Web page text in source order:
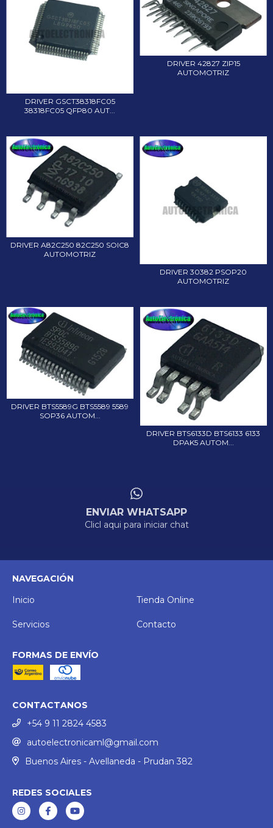
DRIVER GSCT38318FC05
38318FC05 QFP80 AUT...
DRIVER 42827 ZIP15
AUTOMOTRIZ
DRIVER A82C250 82C250 SOIC8
AUTOMOTRIZ
DRIVER 30382 PSOP20
AUTOMOTRIZ
DRIVER BTS5589G BTS5589 5589
SOP36 AUTOM...
DRIVER BTS6133D BTS6133 6133
DPAK5 AUTOM...
ENVIAR WHATSAPP
Clicl aqui para iniciar chat
NAVEGACIÓN
Inicio
Tienda Online
Servicios Contacto
FORMAS DE ENVÍO
CONTACTANOS
+54 9 11 2824 4583
autoelectronicaml@gmail.com
Buenos Aires - Avellaneda - Prudan 382
REDES SOCIALES